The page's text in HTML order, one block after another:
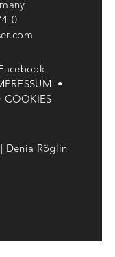
0
•
COOKIES
Denia Röglin